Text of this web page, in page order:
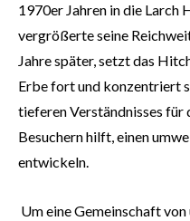
1970er Jahren in die Larch
vergrößerte seine
Jahre später, setzt das
Erbe fort und konzentriert
tieferen Verständnisses für
Besuchern hilft, einen
entwickeln.
Um eine Gemeinschaft